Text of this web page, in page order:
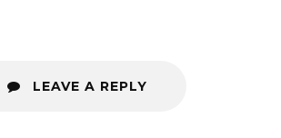
LEAVE A REPLY